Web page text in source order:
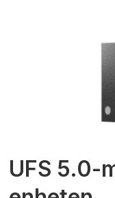
UFS 5.0-